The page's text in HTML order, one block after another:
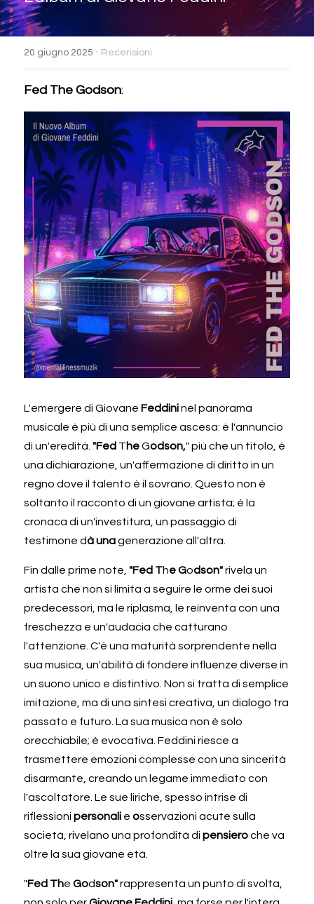
20 giugno 2025 · Recensioni
Fed The Godson:
L'emergere di Giovane Feddini nel panorama
musicale è più di una semplice ascesa: è l'annuncio
di un'eredità. "Fed The Godson," più che un titolo, è
una dichiarazione, un'affermazione di diritto in un
regno dove il talento è il sovrano. Questo non è
soltanto il racconto di un giovane artista; è la
cronaca di un'investitura, un passaggio di
testimone dà una generazione all'altra.
Fin dalle prime note, "Fed The Godson" rivela un
artista che non si limita a seguire le orme dei suoi
predecessori, ma le riplasma, le reinventa con una
freschezza e un'audacia che catturano
l'attenzione. C'è una maturità sorprendente nella
sua musica, un'abilità di fondere influenze diverse in
un suono unico e distintivo. Non si tratta di semplice
imitazione, ma di una sintesi creativa, un dialogo tra
passato e futuro. La sua musica non è solo
orecchiabile; è evocativa. Feddini riesce a
trasmettere emozioni complesse con una sincerità
disarmante, creando un legame immediato con
l'ascoltatore. Le sue liriche, spesso intrise di
riflessioni personali e osservazioni acute sulla
società, rivelano una profondità di pensiero che va
oltre la sua giovane età.
"Fed The Godson" rappresenta un punto di svolta,